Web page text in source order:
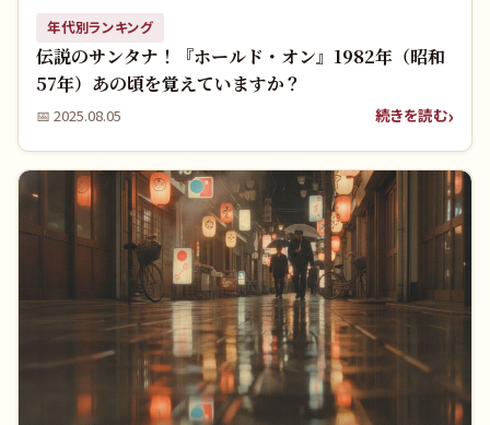
年代別ランキング
伝説のサンタナ！『ホールド・オン』1982年（昭和
57年）あの頃を覚えていますか？
📅 2025.08.05 続きを読む